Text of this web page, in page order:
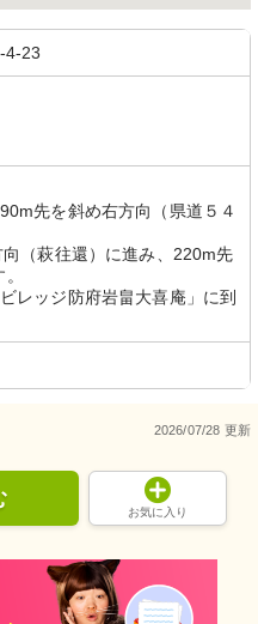
4-23
先を斜め右方向（県道５４
（萩往還）に進み、220m先
レッジ防府岩畠大喜庵」に到
2026/07/28 更新
お気に入り